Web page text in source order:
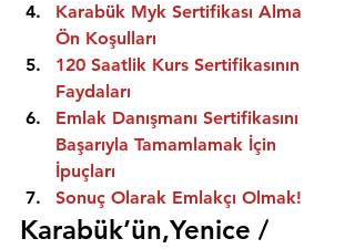
Karabük Myk Sertifikası Alma
Ön Koşulları
120 Saatlik Kurs Sertifikasının
Faydaları
Emlak Danışmanı Sertifikasını
Başarıyla Tamamlamak İçin
İpuçları
Sonuç Olarak Emlakçı Olmak!
Karabük’ün,Yenice /